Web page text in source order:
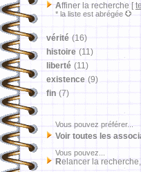
Affiner la recherche [
* la liste est abrégée
vérité (16)
histoire (11)
liberté (11)
existence (9)
fin (7)
Vous pouvez préférer...
Voir toutes les
Vous pouvez...
Relancer la recherche,